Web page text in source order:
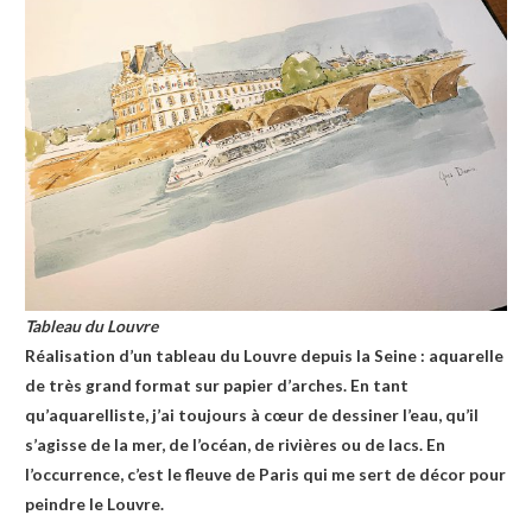
Tableau du Louvre
Réalisation d’un tableau du Louvre depuis la Seine : aquarelle
de très grand format sur papier d’arches. En tant
qu’aquarelliste, j’ai toujours à cœur de dessiner l’eau, qu’il
s’agisse de la mer, de l’océan, de rivières ou de lacs. En
l’occurrence, c’est le fleuve de Paris qui me sert de décor pour
peindre le Louvre.